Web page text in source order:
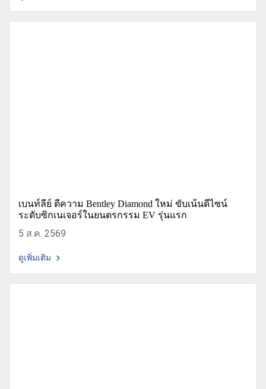
เบนท์ลีย์ ตีความ Bentley Diamond ใหม่ ขับเน้นดีไซน์
ระดับซิกเนเจอร์ในยนตรกรรม EV รุ่นแรก
5 ส.ค. 2569
ดูเพิ่มเติม